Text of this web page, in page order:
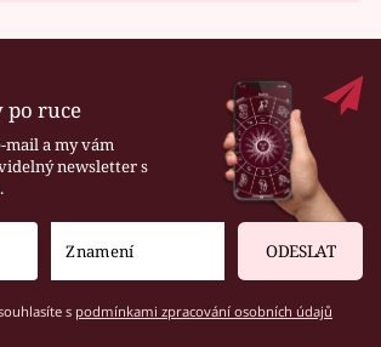
po ruce
mail a my vám
newsletter s
ODESLAT
s podmínkami zpracování osobních údajů